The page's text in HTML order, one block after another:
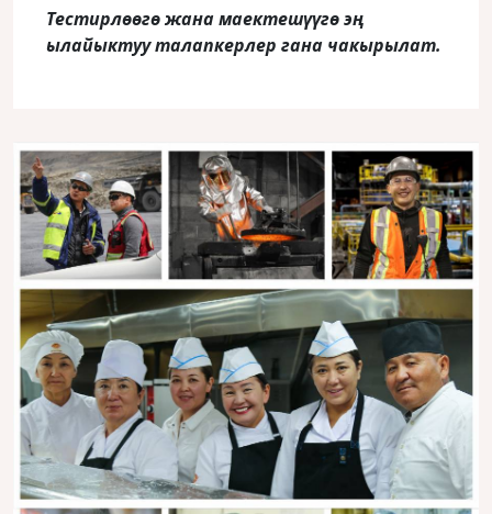
Тестирлөөгө жана маектешүүгө эң
ылайыктуу талапкерлер гана чакырылат.